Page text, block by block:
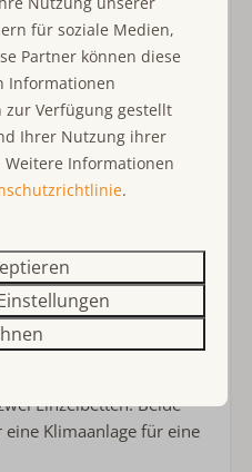
befindet.
verfügt über eine offene
Toaster, Kühlschrank
Wasserkocher
Sitzecke befindet
für zusätzlichen Komfort.
ein Badezimmer mit einer
Waschbecken. Die
erreichbar, eines ist
Das andere
Einzelbetten. Beide
Klimaanlage für eine
für soziale Medien,
Partner können diese
Informationen
Verfügung gestellt
Ihrer Nutzung ihrer
Weitere Informationen
.